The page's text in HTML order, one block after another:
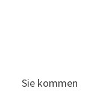
Sie kommen